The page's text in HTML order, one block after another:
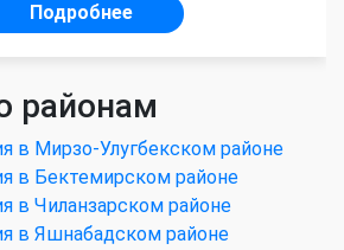
Подробнее
районам
в Мирзо-Улугбекском районе
в Бектемирском районе
в Чиланзарском районе
в Яшнабадском районе